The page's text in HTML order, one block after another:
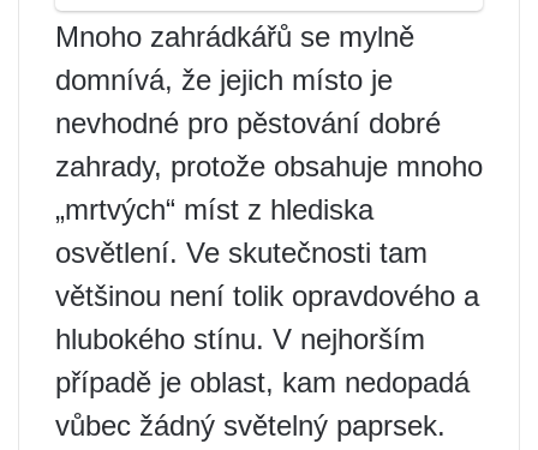
Mnoho zahrádkářů se mylně
domnívá, že jejich místo je
nevhodné pro pěstování dobré
zahrady, protože obsahuje mnoho
„mrtvých“ míst z hlediska
osvětlení. Ve skutečnosti tam
většinou není tolik opravdového a
hlubokého stínu. V nejhorším
případě je oblast, kam nedopadá
vůbec žádný světelný paprsek.